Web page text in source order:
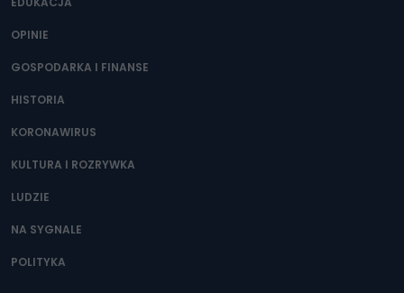
ograniczenia ich przetwarzania oraz prawo wniesienia
przechowywane?
Do czasu wycofania zgody lub, jeśli dane będą
administratora – do momentu wniesienia sprzeciwu.
Jakie dane osobowe przetwarzamy?
Przetwarzane kategorie Państwa danych osobowych to
które zostały zebrane ze źródeł publicznie dostępnych, w
OPINIE
GOSPODARKA I FINANSE
HISTORIA
KORONAWIRUS
KULTURA I ROZRYWKA
LUDZIE
NA SYGNALE
POLITYKA